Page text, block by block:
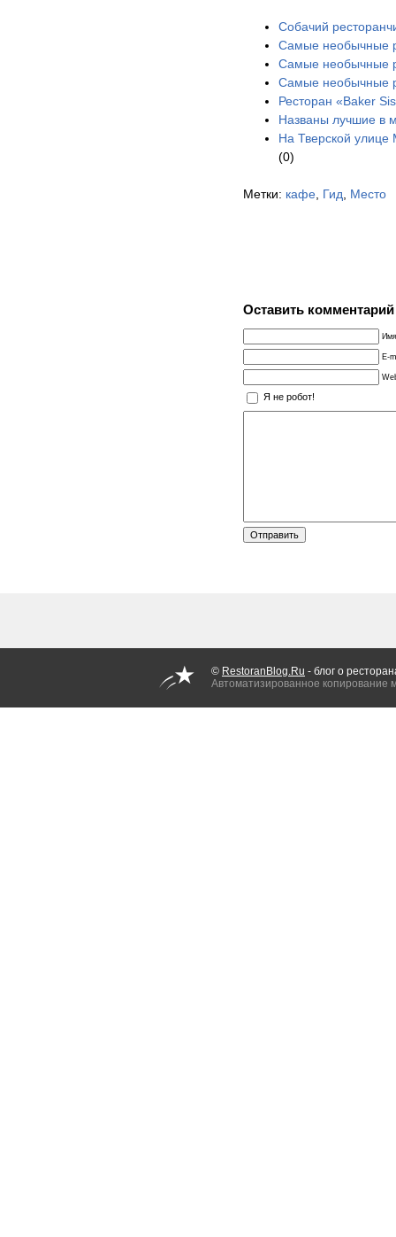
Собачий
Самые необычные
Самые необычные
Самые необычные
Ресторан «Baker
Названы лучшие в
На Тверской улице
(0)
Метки: кафе Гид Место
Оставить комментарий
E-
Я не робот!
© RestoranBlog.Ru - блог о
Автоматизированное копирование